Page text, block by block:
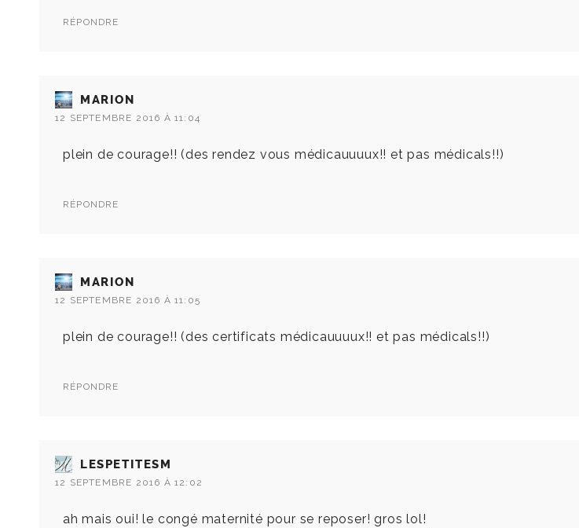
RÉPONDRE
MARION
12 SEPTEMBRE 2016 À 11:04
plein de courage!! (des rendez vous médicauuuux!! et pas médicals!!)
RÉPONDRE
MARION
12 SEPTEMBRE 2016 À 11:05
plein de courage!! (des certificats médicauuuux!! et pas médicals!!)
RÉPONDRE
LESPETITESM
12 SEPTEMBRE 2016 À 12:02
ah mais oui! le congé maternité pour se reposer! gros lol!